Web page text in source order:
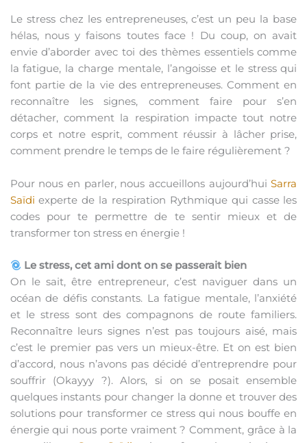
Le stress chez les entrepreneuses, c’est un peu la base
hélas, nous y faisons toutes face ! Du coup, on avait
envie d’aborder avec toi des thèmes essentiels comme
la fatigue, la charge mentale, l’angoisse et le stress qui
font partie de la vie des entrepreneuses. Comment en
reconnaître les signes, comment faire pour s’en
détacher, comment la respiration impacte tout notre
corps et notre esprit, comment réussir à lâcher prise,
comment prendre le temps de le faire régulièrement ?
Pour nous en parler, nous accueillons aujourd’huiSarra
Saïdi experte de la respiration Rythmique qui casse les
codes pour te permettre de te sentir mieux et de
transformer ton stress en énergie !
Le stress, cet ami dont on se passerait bien
On le sait, être entrepreneur, c’est naviguer dans un
océan de défis constants. La fatigue mentale, l’anxiété
et le stress sont des compagnons de route familiers.
Reconnaître leurs signes n’est pas toujours aisé, mais
c’est le premier pas vers un mieux-être. Et on est bien
d’accord, nous n’avons pas décidé d’entreprendre pour
souffrir (Okayyy ?). Alors, si on se posait ensemble
quelques instants pour changer la donne et trouver des
solutions pour transformer ce stress qui nous bouffe en
énergie qui nous porte vraiment ? Comment, grâce à la